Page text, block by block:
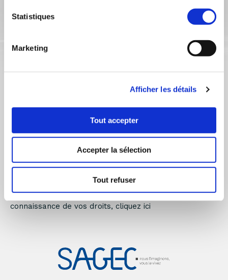
Statistiques
Marketing
Afficher les détails
Tout accepter
Accepter la sélection
Tout refuser
Je valide
* Champs obligatoires
Vos données personnelles sont traitées conformément
à la réglementation en vigueur. Pour prendre
connaissance de vos droits, cliquez ici